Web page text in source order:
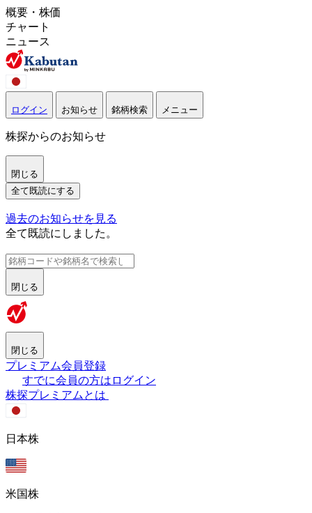
概要・株価
チャート
ニュース
ログイン お知らせ 銘柄検索 メニュー
株探からのお知らせ
閉じる
全て既読にする
過去のお知らせを見る
全て既読にしました。
閉じる
閉じる
プレミアム会員登録
すでに会員の方はログイン
株探プレミアムとは
日本株
米国株